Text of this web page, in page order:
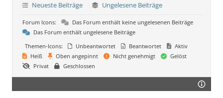
Neueste Beiträge
Ungelesene Beiträge
Forum Icons:
Das Forum enthält keine ungelesenen Beiträge
Das Forum enthält ungelesene Beiträge
Themen-Icons:
Unbeantwortet Beantwortet
Aktiv
Heiß
Oben angepinnt Nicht genehmigt
Gelöst
Privat
Geschlossen